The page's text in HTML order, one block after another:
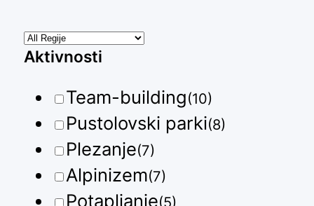
Aktivnosti
Team-building(10)
Pustolovski parki(8)
Plezanje(7)
Alpinizem(7)
Potapljanje(5)